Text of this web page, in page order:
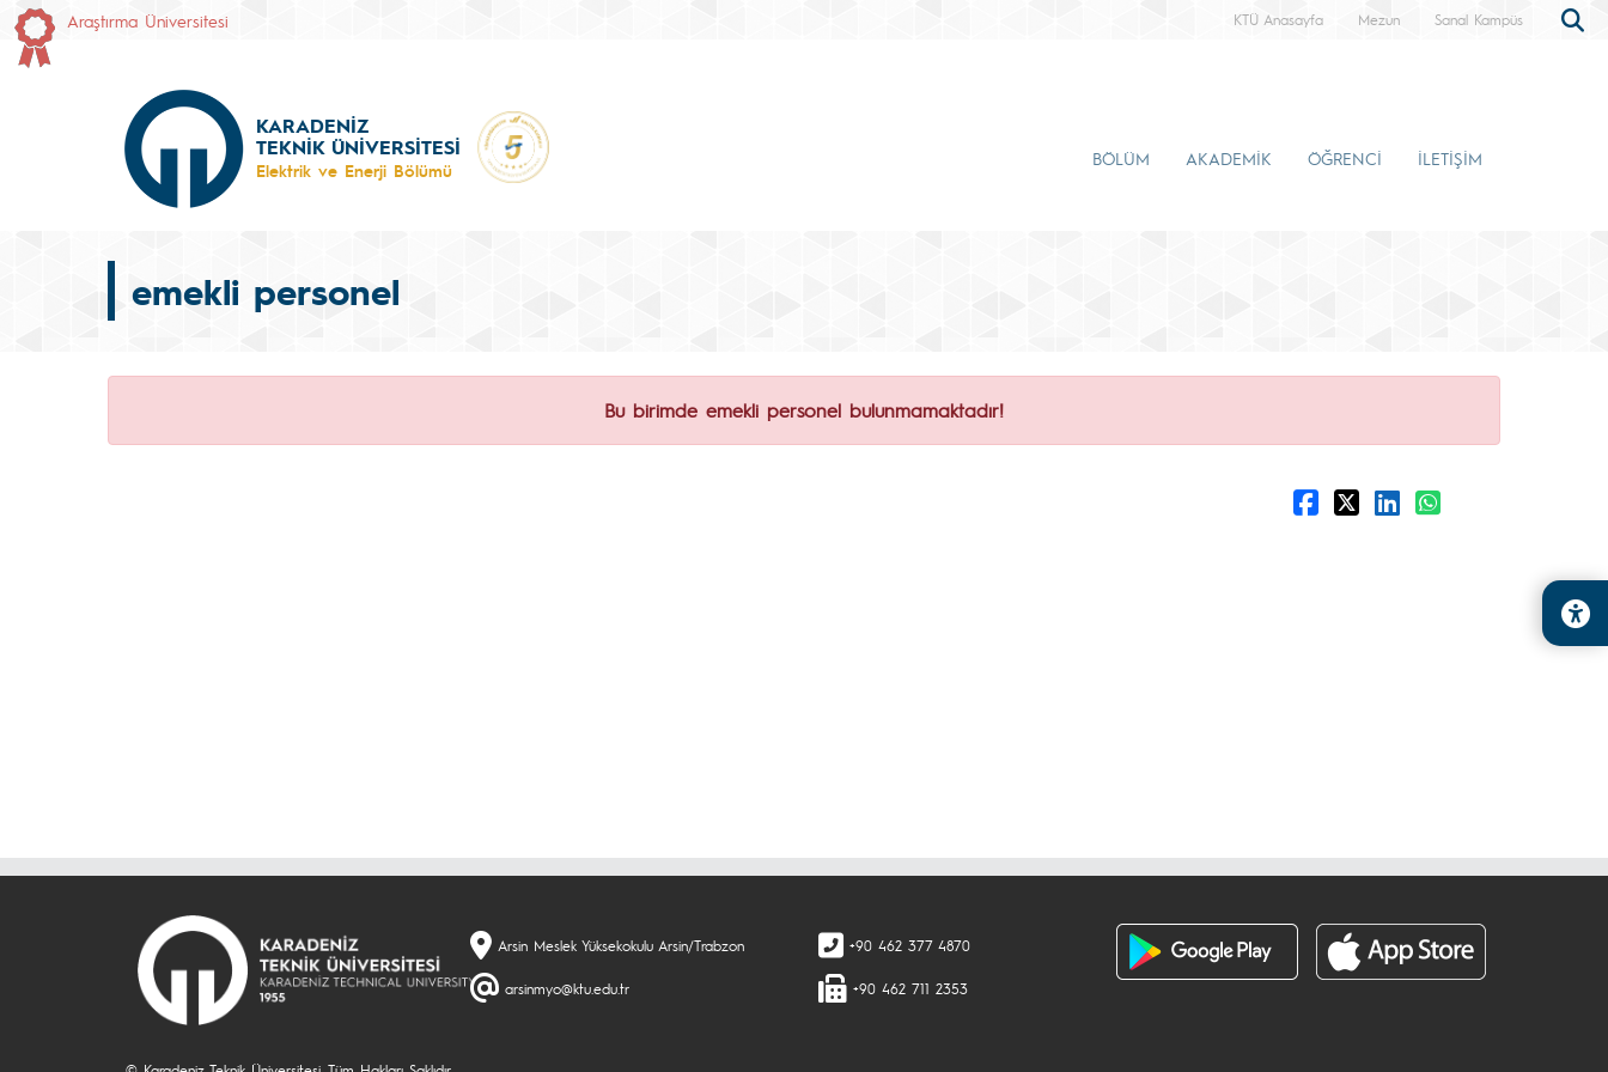
Araştırma Üniversitesi KTÜ Anasayfa Mezun Sanal Kampüs
KARADENİZ
TEKNİK ÜNİVERSİTESİ
Elektrik ve Enerji Bölümü
BÖLÜM AKADEMİK ÖĞRENCİ İLETİŞİM
emekli personel
Bu birimde emekli personel bulunmamaktadır!
Arsin Meslek Yüksekokulu Arsin/Trabzon
arsinmyo@ktu.edu.tr
+90 462 377 4870
+90 462 711 2353